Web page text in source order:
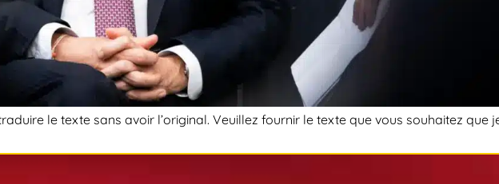
le texte sans avoir l’original. Veuillez fournir le texte que vous souhaitez que